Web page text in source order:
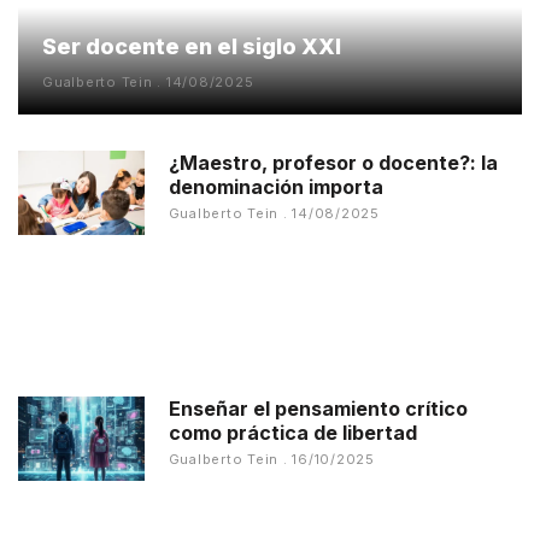
Ser docente en el siglo XXI
Gualberto Tein 14/08/2025
¿Maestro, profesor o docente?: la
denominación importa
Gualberto Tein 14/08/2025
Enseñar el pensamiento crítico
como práctica de libertad
Gualberto Tein 16/10/2025